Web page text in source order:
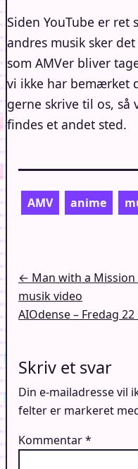
Siden YouTube er ret
andres musik sker
som AMVer bliver
vi ikke har bemærket
gerne skrive til os, så
findes et andet sted.
AMV anime
← Man with a Mission
musik video
AIOdense – Fredag
Skriv et svar
Din e-mailadresse vil
felter er markeret
Kommentar*